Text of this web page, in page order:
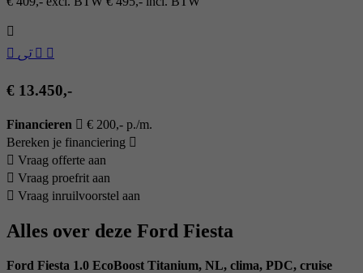
€ 13.450,-
Financieren
€ 200,- p./m.
Bereken je financiering
Vraag offerte aan
Vraag proefrit aan
Vraag inruilvoorstel aan
Alles over deze Ford Fiesta
Ford Fiesta 1.0 EcoBoost Titanium, NL, clima, PDC, cruise